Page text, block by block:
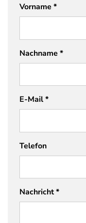
Vorname *
Nachname *
E-Mail*
Telefon
Nachricht*